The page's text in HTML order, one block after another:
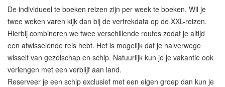
De individueel te boeken reizen zijn per week te boeken. Wil je
twee weken varen kijk dan bij de vertrekdata op de XXL-reizen.
Hierbij combineren we twee verschillende routes zodat je altijd
een afwisselende reis hebt. Het is mogelijk dat je halverwege
wisselt van gezelschap en schip. Natuurlijk kun je je vakantie ook
verlengen met een verblijf aan land.
Reserveer je een schip exclusief met een eigen groep dan kun je